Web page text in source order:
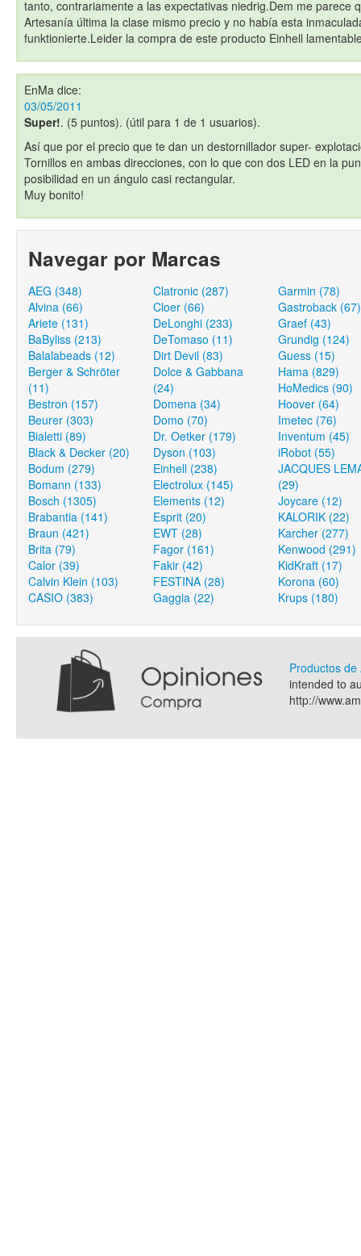
tanto, contrariamente a las expectativas niedrig.Dem me parece
Artesanía última la clase mismo precio y no había esta
funktionierte.Leider la compra de este producto Einhell
EnMa dice:
03/05/2011
Super!. (5 puntos). (útil para 1 de 1 usuarios).
Así que por el precio que te dan un destornillador super-
Tornillos en ambas direcciones, con lo que con dos LED en la
posibilidad en un ángulo casi rectangular.
Muy bonito!
Navegar por Marcas
AEG (348)
Alvina (66)
Ariete (131)
BaByliss (213)
Balalabeads (12)
Berger & Schröter
(11)
Bestron (157)
Beurer (303)
Bialetti (89)
Black & Decker (20)
Bodum (279)
Bomann (133)
Bosch (1305)
Brabantia (141)
Braun (421)
Brita (79)
Calor (39)
Calvin Klein (103)
CASIO (383)
Clatronic (287)
Cloer (66)
DeLonghi (233)
DeTomaso (11)
Dirt Devil (83)
Dolce & Gabbana
(24)
Domena (34)
Domo (70)
Dr. Oetker (179)
Dyson (103)
Einhell (238)
Electrolux (145)
Elements (12)
Esprit (20)
EWT (28)
Fagor (161)
Fakir (42)
FESTINA (28)
Gaggia (22)
Garmin (78)
Gastroback (67)
Graef (43)
Grundig (124)
Guess (15)
Hama (829)
HoMedics (90)
Hoover (64)
Imetec (76)
Inventum (45)
iRobot (55)
JACQUES
(29)
Joycare (12)
KALORIK (22)
Karcher (277)
Kenwood (291)
KidKraft (17)
Korona (60)
Krups (180)
Productos
intended to
http://